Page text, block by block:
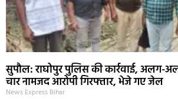
सुपौल: राघोपुर पुलिस की कार्रवाई, अलग-
चार नामजद आरोपी गिरफ्तार, भेजे गए जेल
News Express Bihar